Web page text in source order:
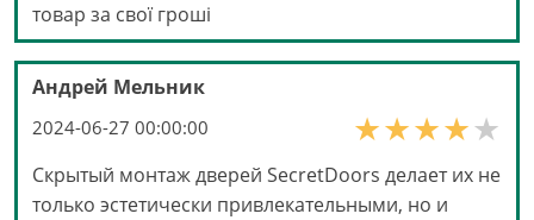
товар за свої гроші
Андрей Мельник
2024-06-27 00:00:00
Скрытый монтаж дверей SecretDoors делает их не
только эстетически привлекательными, но и